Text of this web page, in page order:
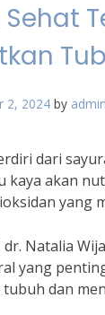
2, 2024 by
dari
kaya akan
yang
Natalia
yang
dan